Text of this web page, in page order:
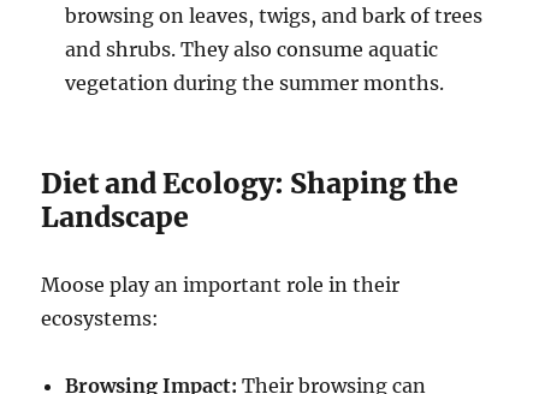
browsing on leaves, twigs, and bark of trees
and shrubs. They also consume aquatic
vegetation during the summer months.
Diet and Ecology: Shaping the
Landscape
Moose play an important role in their
ecosystems:
Browsing Impact: Their browsing can